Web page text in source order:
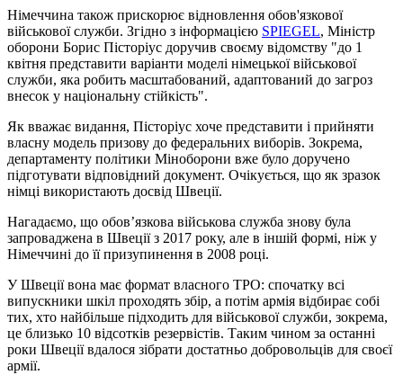
Німеччина також прискорює відновлення обов'язкової
військової служби. Згідно з інформацією SPIEGEL, Міністр
оборони Борис Пісторіус доручив своєму відомству "до 1
квітня представити варіанти моделі німецької військової
служби, яка робить масштабований, адаптований до загроз
внесок у національну стійкість".
Як вважає видання, Пісторіус хоче представити і прийняти
власну модель призову до федеральних виборів. Зокрема,
департаменту політики Міноборони вже було доручено
підготувати відповідний документ. Очікується, що як зразок
німці використають досвід Швеції.
Нагадаємо, що обов’язкова військова служба знову була
запроваджена в Швеції з 2017 року, але в іншій формі, ніж у
Німеччині до її призупинення в 2008 році.
У Швеції вона має формат власного ТРО: спочатку всі
випускники шкіл проходять збір, а потім армія відбирає собі
тих, хто найбільше підходить для військової служби, зокрема,
це близько 10 відсотків резервістів. Таким чином за останні
роки Швеції вдалося зібрати достатньо добровольців для своєї
армії.